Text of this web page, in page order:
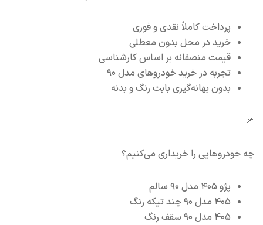
پرداخت کاملاً نقدی و فوری
خرید در محل بدون معطلی
قیمت منصفانه بر اساس کارشناسی
تجربه در خرید خودروهای مدل ۹۰
بدون بهانه‌گیری بابت رنگ و بدنه
📌
چه خودروهایی را خریداری می‌کنیم؟
پژو ۴۰۵ مدل ۹۰ سالم
۴۰۵ مدل ۹۰ چند تیکه رنگ
۴۰۵ مدل ۹۰ سقف رنگ